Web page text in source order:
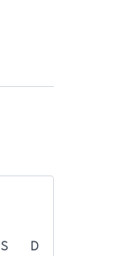
S
D